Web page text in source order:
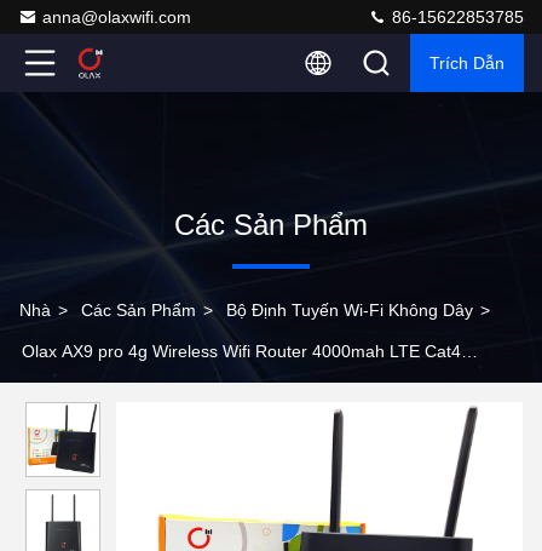
anna@olaxwifi.com 86-15622853785
Trích Dẫn
Các Sản Phẩm
Nhà > Các Sản Phẩm > Bộ Định Tuyến Wi-Fi Không Dây >
Olax AX9 pro 4g Wireless Wifi Router 4000mah LTE Cat4